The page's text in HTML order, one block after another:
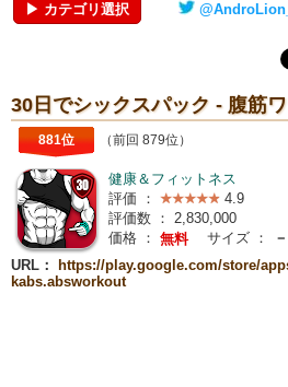
▶ カテゴリ選択
30日でシックスパック - 腹筋
881位 （前回 879位）
健康＆フィットネス
評価 ：
4.9
評価数 ： 2,830,000
価格 ： 無料 サイズ ：
－
URL：
https://play.google.com/store/
kabs.absworkout